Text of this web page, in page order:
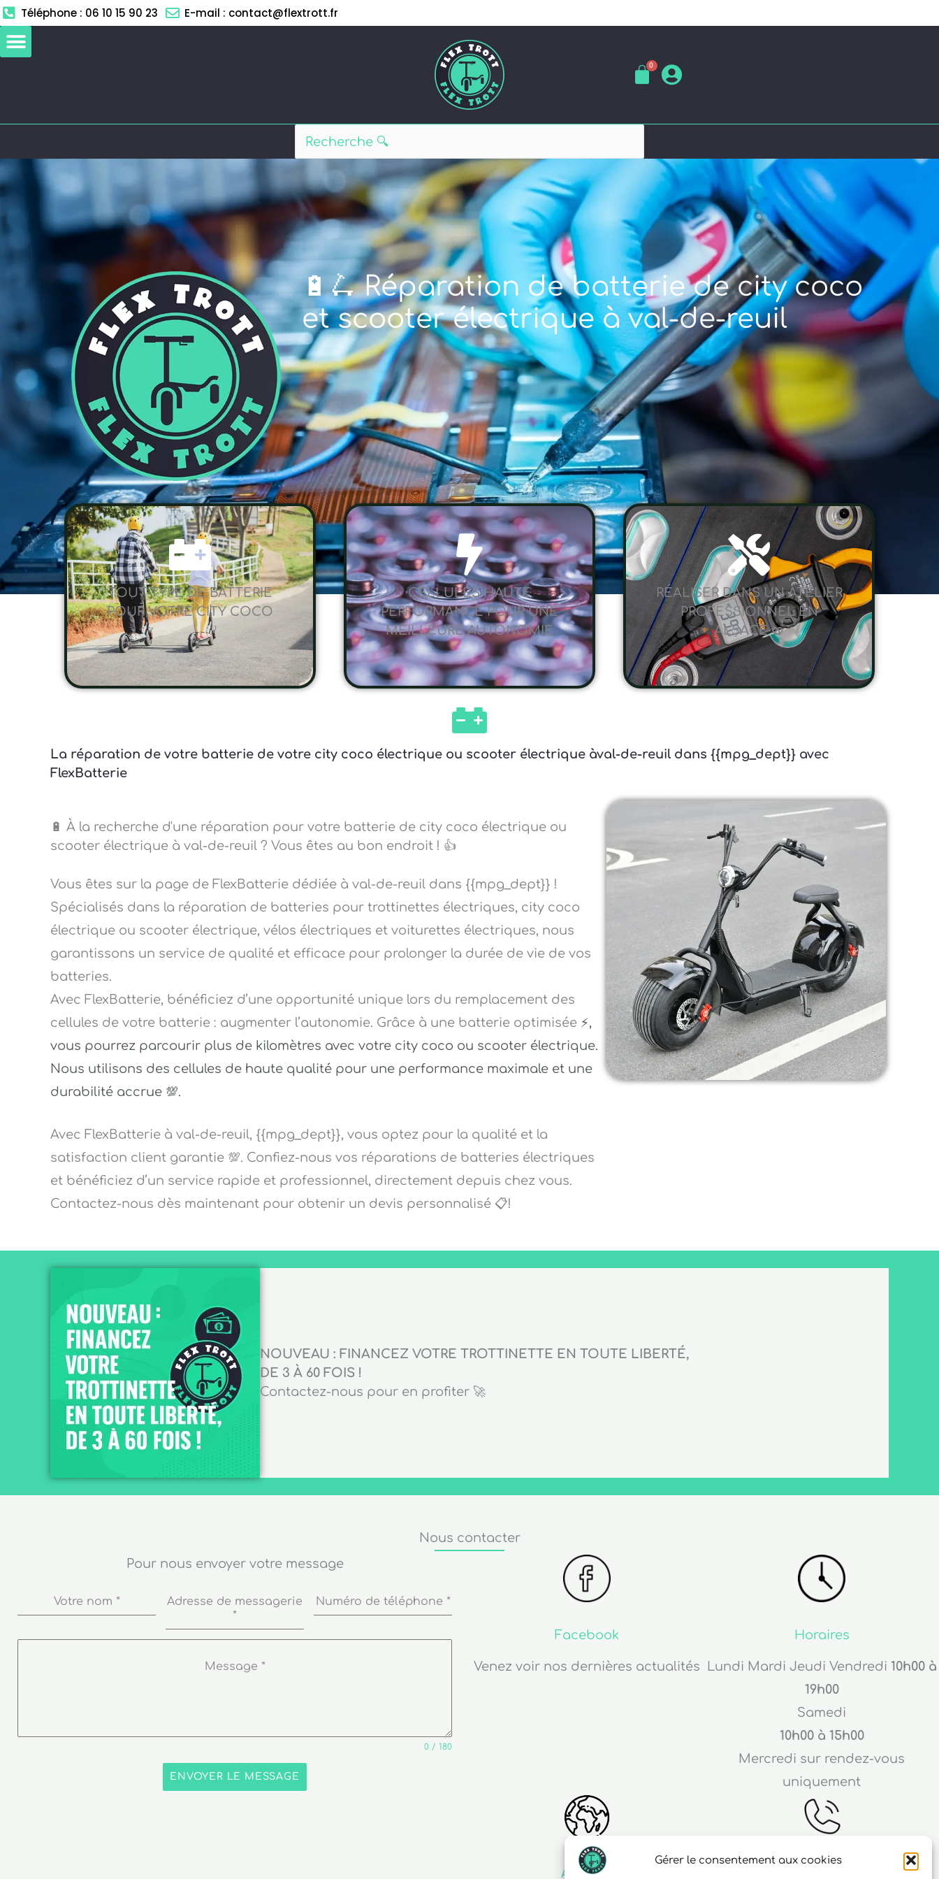
Gérer le consentement aux cookies
Aller
au
contenu
Téléphone : 06 10 15 90 23 E-mail : contact@flextrott.fr
🔋🛴 Réparation de batterie de city coco
et scooter électrique à val-de-reuil
TOUT TYPE DE BATTERIE
POUR VOTRE CITY COCO
CELLULES HAUTE
PERFORMANCE POUR UNE
MEILLEURE AUTONOMIE
RÉALISER DANS UN ATELIER
PROFESSIONNEL EN
ALSACE 🥨
La réparation de votre batterie de votre city coco électrique ou scooter électrique àval-de-reuil dans {{mpg_dept}} avec
FlexBatterie
🔋 À la recherche d'une réparation pour votre batterie de city coco électrique ou
scooter électrique à val-de-reuil ? Vous êtes au bon endroit ! 👍
Vous êtes sur la page de FlexBatterie dédiée à val-de-reuil dans {{mpg_dept}} !
Spécialisés dans la réparation de batteries pour trottinettes électriques, city coco
électrique ou scooter électrique, vélos électriques et voiturettes électriques, nous
garantissons un service de qualité et efficace pour prolonger la durée de vie de vos
batteries.
Avec FlexBatterie, bénéficiez d’une opportunité unique lors du remplacement des
cellules de votre batterie : augmenter l’autonomie. Grâce à une batterie optimisée ⚡,
vous pourrez parcourir plus de kilomètres avec votre city coco ou scooter électrique.
Nous utilisons des cellules de haute qualité pour une performance maximale et une
durabilité accrue 💯.
Avec FlexBatterie à val-de-reuil, {{mpg_dept}}, vous optez pour la qualité et la
satisfaction client garantie 💯. Confiez-nous vos réparations de batteries électriques
et bénéficiez d’un service rapide et professionnel, directement depuis chez vous.
Contactez-nous dès maintenant pour obtenir un devis personnalisé 📋!
NOUVEAU : FINANCEZ VOTRE TROTTINETTE EN TOUTE LIBERTÉ,
DE 3 À 60 FOIS !
Contactez-nous pour en profiter 🚀
Nous contacter
Pour nous envoyer votre message
Votre nom *
Adresse de messagerie
*
Numéro de téléphone *
Message *
0 / 180
ENVOYER LE MESSAGE
Facebook
Venez voir nos dernières actualités
Horaires
Lundi Mardi Jeudi Vendredi 10h00 à
19h00
Samedi
10h00 à 15h00
Mercredi sur rendez-vous
uniquement
Adresse